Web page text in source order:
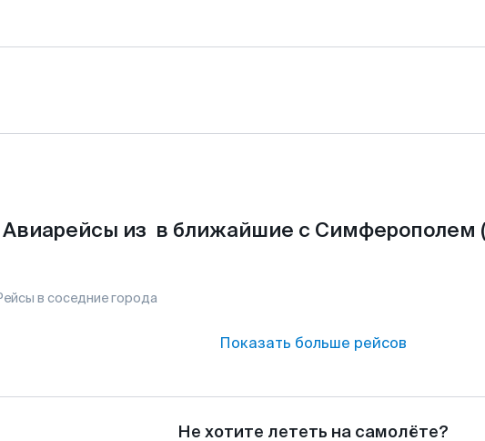
Авиарейсы из в ближайшие с Симферополем
в соседние города
Показать больше рейсов
Не хотите лететь на самолёте?